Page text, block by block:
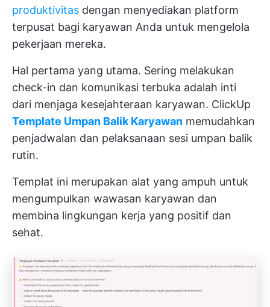
produktivitas dengan menyediakan platform
terpusat bagi karyawan Anda untuk mengelola
pekerjaan mereka.
Hal pertama yang utama. Sering melakukan
check-in dan komunikasi terbuka adalah inti
dari menjaga kesejahteraan karyawan. ClickUp
Template Umpan Balik Karyawan memudahkan
penjadwalan dan pelaksanaan sesi umpan balik
rutin.
Templat ini merupakan alat yang ampuh untuk
mengumpulkan wawasan karyawan dan
membina lingkungan kerja yang positif dan
sehat.